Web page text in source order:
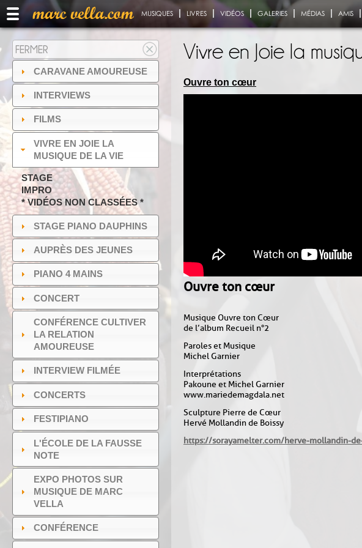
Vivre en Joie la
Ouvre ton cœur
Ouvre ton cœur
Musique Ouvre ton Cœur
de l’album Recueil n°2
Paroles et Musique
Michel Garnier
Interprétations
Pakoune et Michel Garnier
www.mariedemagdala.net
Sculpture Pierre de Cœur
Hervé Mollandin de Boissy
https://sorayamelter.com/herve-mollandin-
MUSIQUES LIVRES VIDÉOS GALERIES MÉDIAS AMIS
FERMER
CARAVANE AMOUREUSE
INTERVIEWS
FILMS
VIVRE EN JOIE LA
MUSIQUE DE LA VIE
STAGE
IMPRO
* VIDÉOS NON CLASSÉES *
STAGE PIANO DAUPHINS
AUPRÈS DES JEUNES
PIANO 4 MAINS
CONCERT
CONFÉRENCE CULTIVER
LA RELATION
AMOUREUSE
INTERVIEW FILMÉE
CONCERTS
FESTIPIANO
L'ÉCOLE DE LA FAUSSE
NOTE
EXPO PHOTOS SUR
MUSIQUE DE MARC
VELLA
CONFÉRENCE